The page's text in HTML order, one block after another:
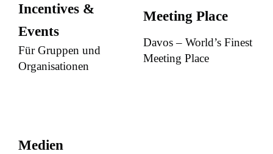
Incentives &
Events
Für Gruppen und
Organisationen
Meeting Place
Davos – World’s Finest
Meeting Place
Medien